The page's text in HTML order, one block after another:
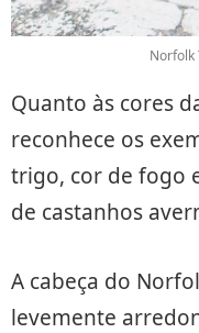
Norfolk
Quanto às cores
reconhece os
trigo, cor de fogo
de castanhos
A cabeça do
levemente